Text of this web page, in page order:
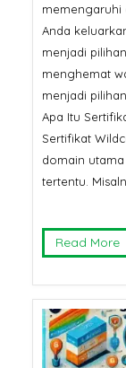
memengaruhi
Anda
menjadi
menghemat
menjadi
Apa Itu
Sertifikat
domain
tertentu.
Read More